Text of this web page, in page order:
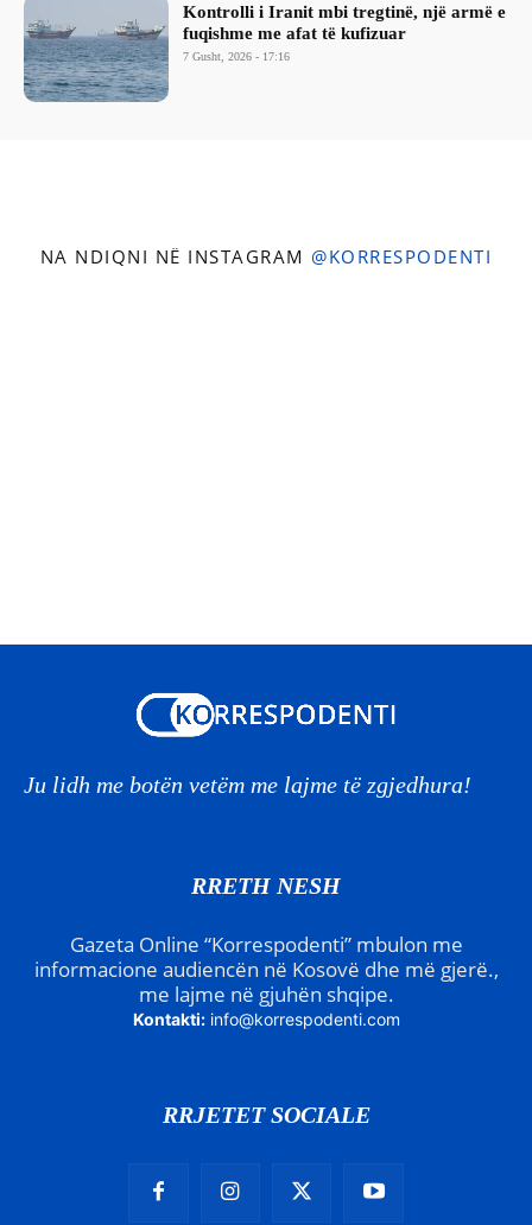
Kontrolli i Iranit mbi tregtinë, një armë e
fuqishme me afat të kufizuar
7 Gusht, 2026 - 17:16
NA NDIQNI NË INSTAGRAM @KORRESPODENTI
Ju lidh me botën vetëm me lajme të zgjedhura!
RRETH NESH
Gazeta Online “Korrespodenti” mbulon me
informacione audiencën në Kosovë dhe më gjerë.,
me lajme në gjuhën shqipe.
Kontakti: info@korrespodenti.com
RRJETET SOCIALE